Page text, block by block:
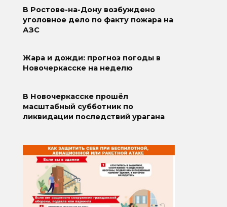
В Ростове-на-Дону возбуждено
уголовное дело по факту пожара на
АЗС
Жара и дожди: прогноз погоды в
Новочеркасске на неделю
В Новочеркасске прошёл
масштабный субботник по
ликвидации последствий урагана